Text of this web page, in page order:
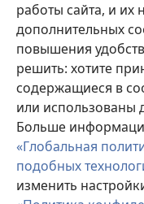
работы сайта, и их
дополнительных
повышения
решить: хотите
содержащиеся в
или использованы
Больше
«Глобальная
подобных
изменить
новом
окне)
JW Hub®
(открывается
в
новом
окне)
JW Library ®
Watchtower Library
Copyright© 2026 Watch
УСЛОВИЯ